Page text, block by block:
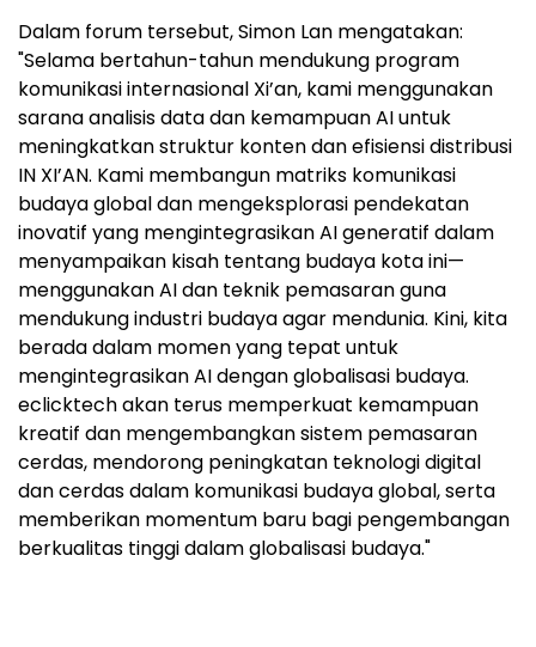
Dalam forum tersebut, Simon Lan mengatakan:
"Selama bertahun-tahun mendukung program
komunikasi internasional Xi’an, kami menggunakan
sarana analisis data dan kemampuan AI untuk
meningkatkan struktur konten dan efisiensi distribusi
IN XI’AN. Kami membangun matriks komunikasi
budaya global dan mengeksplorasi pendekatan
inovatif yang mengintegrasikan AI generatif dalam
menyampaikan kisah tentang budaya kota ini—
menggunakan AI dan teknik pemasaran guna
mendukung industri budaya agar mendunia. Kini, kita
berada dalam momen yang tepat untuk
mengintegrasikan AI dengan globalisasi budaya.
eclicktech akan terus memperkuat kemampuan
kreatif dan mengembangkan sistem pemasaran
cerdas, mendorong peningkatan teknologi digital
dan cerdas dalam komunikasi budaya global, serta
memberikan momentum baru bagi pengembangan
berkualitas tinggi dalam globalisasi budaya."